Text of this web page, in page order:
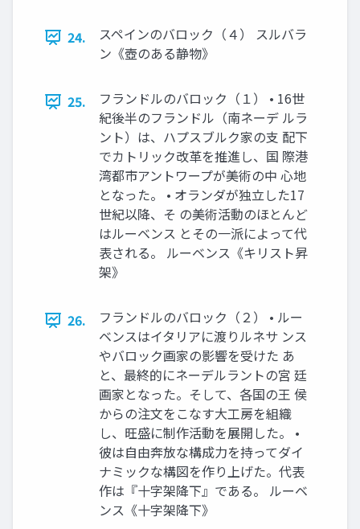
24.
スペインのバロック（４） スルバラ
ン《壺のある静物》
25.
フランドルのバロック（１） • 16世
紀後半のフランドル（南ネーデ ルラ
ント）は、ハプスブルク家の支 配下
でカトリック改革を推進し、国 際港
湾都市アントワープが美術の中 心地
となった。 • オランダが独立した17
世紀以降、そ の美術活動のほとんど
はルーベンス とその一派によって代
表される。 ルーベンス《キリスト昇
架》
26.
フランドルのバロック（２） • ルー
ベンスはイタリアに渡りルネサ ンス
やバロック画家の影響を受けた あ
と、最終的にネーデルラントの宮 廷
画家となった。そして、各国の王 侯
からの注文をこなす大工房を組織
し、旺盛に制作活動を展開した。 •
彼は自由奔放な構成力を持ってダイ
ナミックな構図を作り上げた。代表
作は『十字架降下』である。 ルーベ
ンス《十字架降下》